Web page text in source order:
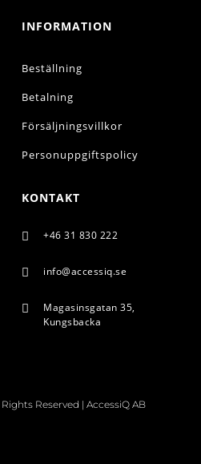
INFORMATION
Beställning
Betalning
Försäljningsvillkor
Personuppgiftspolicy
KONTAKT
 +46 31 830 222
 info@accessiq.se

Magasinsgatan 35,
Kungsbacka
Reserved | AccessiQ AB